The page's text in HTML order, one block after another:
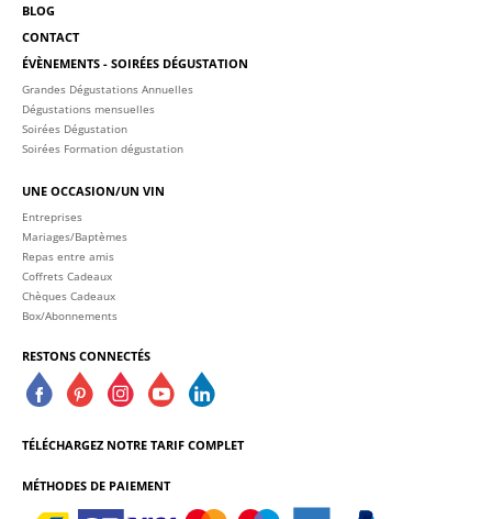
BLOG
CONTACT
ÉVÈNEMENTS - SOIRÉES DÉGUSTATION
Grandes Dégustations Annuelles
Dégustations mensuelles
Soirées Dégustation
Soirées Formation dégustation
UNE OCCASION/UN VIN
Entreprises
Mariages/Baptèmes
Repas entre amis
Coffrets Cadeaux
Chèques Cadeaux
Box/Abonnements
RESTONS CONNECTÉS
TÉLÉCHARGEZ NOTRE TARIF COMPLET
MÉTHODES DE PAIEMENT